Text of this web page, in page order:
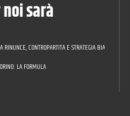
sarà
RINUNCE, CONTROPARTITA E STRATEGIA
LA FORMULA